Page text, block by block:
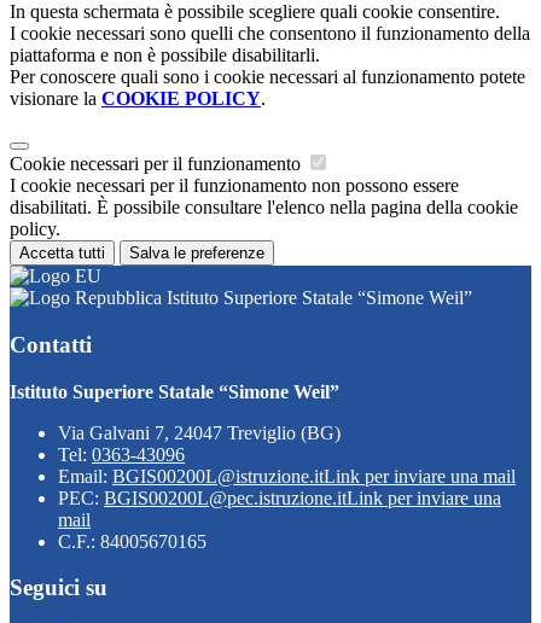
In questa schermata è possibile scegliere quali cookie consentire.
I cookie necessari sono quelli che consentono il funzionamento della
piattaforma e non è possibile disabilitarli.
Per conoscere quali sono i cookie necessari al funzionamento potete
visionare la COOKIE POLICY.
Cookie necessari per il funzionamento
I cookie necessari per il funzionamento non possono essere
disabilitati. È possibile consultare l'elenco nella pagina della cookie
policy.
Accetta tutti Salva le preferenze
Istituto Superiore Statale “Simone Weil”
Contatti
Istituto Superiore Statale “Simone Weil”
Via Galvani 7, 24047 Treviglio (BG)
Tel: 0363-43096
Email: BGIS00200L@istruzione.itLink per inviare una mail
PEC: BGIS00200L@pec.istruzione.itLink per inviare una
mail
C.F.: 84005670165
Seguici su